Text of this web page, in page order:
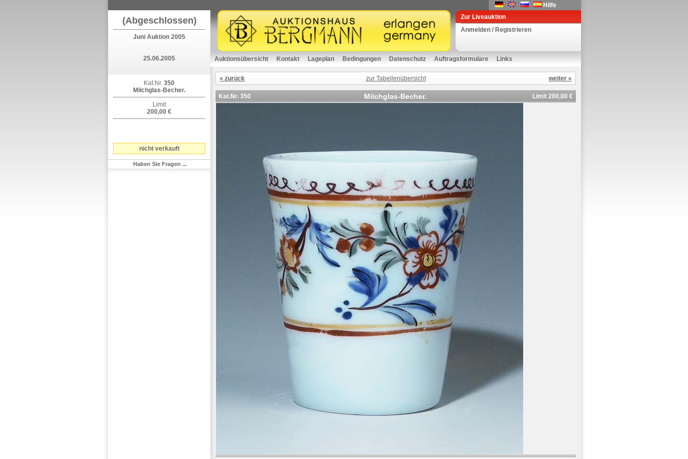
Hilfe
(Abgeschlossen)
Juni Auktion 2005
25.06.2005
Kat.Nr. 350
Milchglas-Becher.
Limit
200,00 €
nicht verkauft
Haben Sie Fragen ...
Zur Liveauktion
Anmelden / Registrieren
Auktionsübersicht Kontakt Lageplan Bedingungen Datenschutz Auftragsformulare Links
« zurück zur Tabellenübersicht weiter »
Kat.Nr. 350 Milchglas-Becher. Limit 200,00 €